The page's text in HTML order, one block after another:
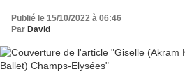
Publié le 15/10/2022 à 06:46
Par David